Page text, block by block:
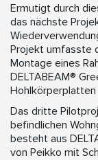
Ermutigt durch
das nächste
Projekt umfasste
Montage eines
DELTABEAM®
Das dritte
befindlichen
besteht aus
von Peikko mit